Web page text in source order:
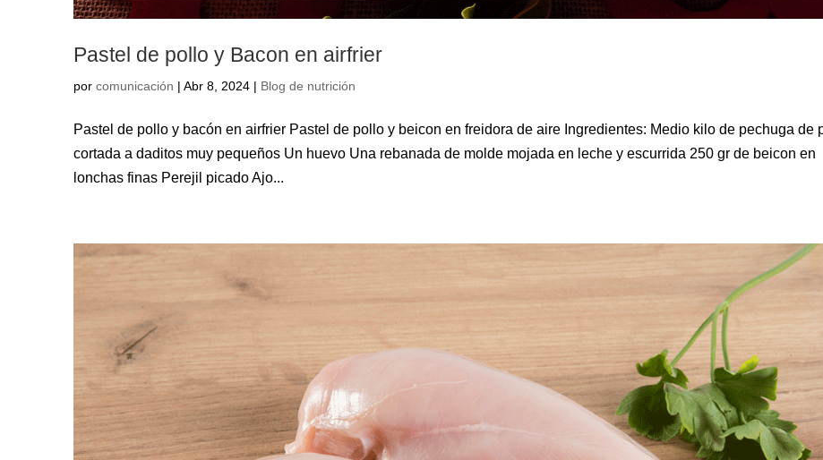
Pastel de pollo y Bacon en airfrier
por comunicación | Abr 8, 2024 | Blog de nutrición
Pastel de pollo y bacón en airfrier Pastel de pollo y beicon en freidora de aire Ingredientes: Medio kilo de pechuga de
cortada a daditos muy pequeños Un huevo Una rebanada de molde mojada en leche y escurrida 250 gr de beicon en
lonchas finas Perejil picado Ajo...